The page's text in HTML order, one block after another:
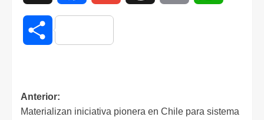
Compartir
Anterior:
Materializan iniciativa pionera en Chile para sistema